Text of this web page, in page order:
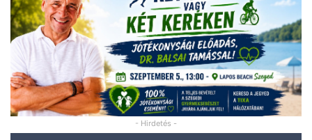
- Hirdetés -